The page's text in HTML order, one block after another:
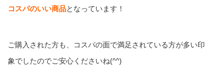
コスパのいい商品となっています！
ご購入された方も、コスパの面で満足されている方が多い印
象でしたのでご安心くださいね(^^)